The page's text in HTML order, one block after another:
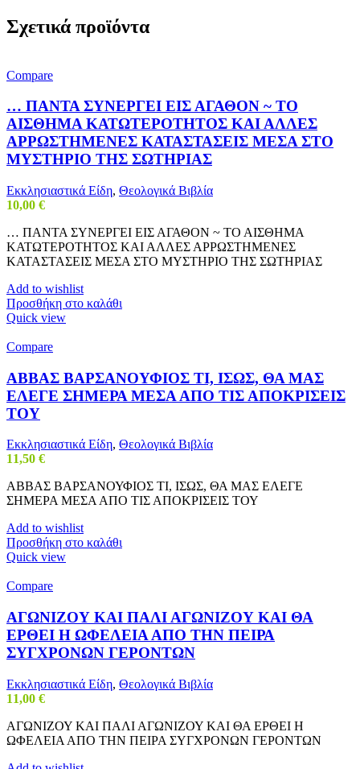
Σχετικά προϊόντα
Compare
… ΠΑΝΤΑ ΣΥΝΕΡΓΕΙ ΕΙΣ ΑΓΑΘΟΝ ~ ΤΟ
ΑΙΣΘΗΜΑ ΚΑΤΩΤΕΡΟΤΗΤΟΣ ΚΑΙ ΑΛΛΕΣ
ΑΡΡΩΣΤΗΜΕΝΕΣ ΚΑΤΑΣΤΑΣΕΙΣ ΜΕΣΑ ΣΤΟ
ΜΥΣΤΗΡΙΟ ΤΗΣ ΣΩΤΗΡΙΑΣ
Εκκλησιαστικά Είδη, Θεολογικά Βιβλία
10,00 €
… ΠΑΝΤΑ ΣΥΝΕΡΓΕΙ ΕΙΣ ΑΓΑΘΟΝ ~ ΤΟ ΑΙΣΘΗΜΑ
ΚΑΤΩΤΕΡΟΤΗΤΟΣ ΚΑΙ ΑΛΛΕΣ ΑΡΡΩΣΤΗΜΕΝΕΣ
ΚΑΤΑΣΤΑΣΕΙΣ ΜΕΣΑ ΣΤΟ ΜΥΣΤΗΡΙΟ ΤΗΣ ΣΩΤΗΡΙΑΣ
Add to wishlist
Προσθήκη στο καλάθι
Quick view
Compare
ΑΒΒΑΣ ΒΑΡΣΑΝΟΥΦΙΟΣ ΤΙ, ΙΣΩΣ, ΘΑ ΜΑΣ
ΕΛΕΓΕ ΣΗΜΕΡΑ ΜΕΣΑ ΑΠΟ ΤΙΣ ΑΠΟΚΡΙΣΕΙΣ
ΤΟΥ
Εκκλησιαστικά Είδη, Θεολογικά Βιβλία
11,50 €
ΑΒΒΑΣ ΒΑΡΣΑΝΟΥΦΙΟΣ ΤΙ, ΙΣΩΣ, ΘΑ ΜΑΣ ΕΛΕΓΕ
ΣΗΜΕΡΑ ΜΕΣΑ ΑΠΟ ΤΙΣ ΑΠΟΚΡΙΣΕΙΣ ΤΟΥ
Add to wishlist
Προσθήκη στο καλάθι
Quick view
Compare
ΑΓΩΝΙΖΟΥ ΚΑΙ ΠΑΛΙ ΑΓΩΝΙΖΟΥ ΚΑΙ ΘΑ
ΕΡΘΕΙ Η ΩΦΕΛΕΙΑ ΑΠΟ ΤΗΝ ΠΕΙΡΑ
ΣΥΓΧΡΟΝΩΝ ΓΕΡΟΝΤΩΝ
Εκκλησιαστικά Είδη, Θεολογικά Βιβλία
11,00 €
ΑΓΩΝΙΖΟΥ ΚΑΙ ΠΑΛΙ ΑΓΩΝΙΖΟΥ ΚΑΙ ΘΑ ΕΡΘΕΙ Η
ΩΦΕΛΕΙΑ ΑΠΟ ΤΗΝ ΠΕΙΡΑ ΣΥΓΧΡΟΝΩΝ ΓΕΡΟΝΤΩΝ